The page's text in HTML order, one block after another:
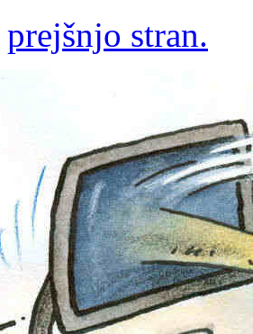
prejšnjo stran.